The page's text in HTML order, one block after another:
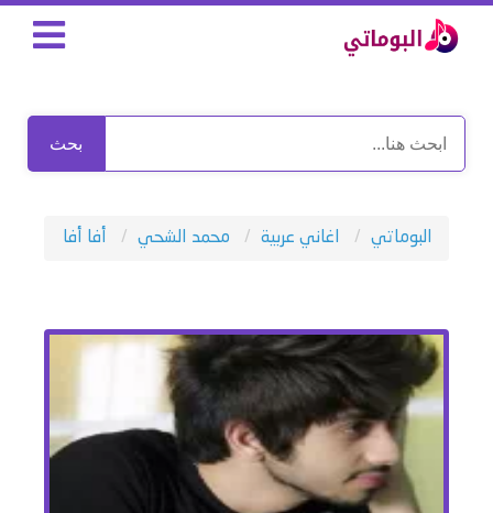
بحث
البوماتي اغاني عربية محمد الشحي أفا أفا